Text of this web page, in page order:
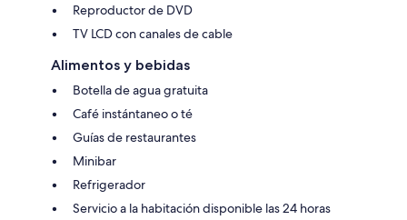
Reproductor de DVD
TV LCD con canales de cable
Alimentos y bebidas
Botella de agua gratuita
Café instántaneo o té
Guías de restaurantes
Minibar
Refrigerador
Servicio a la habitación disponible las 24 horas